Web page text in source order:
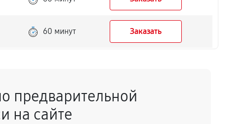
60 минут Заказать
60 минут Заказать
предварительной
на сайте